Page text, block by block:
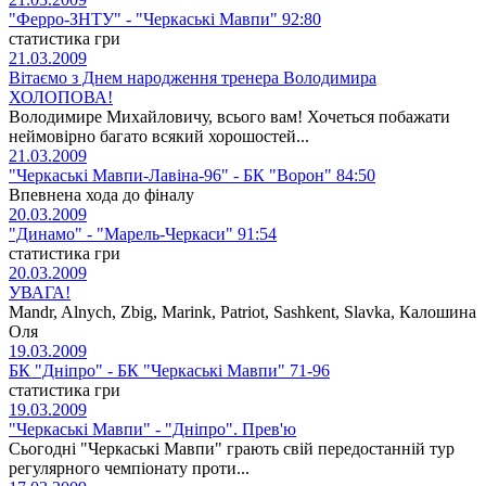
"Ферро-ЗНТУ" - "Черкаські Мавпи" 92:80
статистика гри
21.03.2009
Вітаємо з Днем народження тренера Володимира
ХОЛОПОВА!
Володимире Михайловичу, всього вам! Хочеться побажати
неймовірно багато всякий хорошостей...
21.03.2009
"Черкаські Мавпи-Лавіна-96" - БК "Ворон" 84:50
Впевнена хода до фіналу
20.03.2009
"Динамо" - "Марель-Черкаси" 91:54
статистика гри
20.03.2009
УВАГА!
Mandr, Alnych, Zbig, Marink, Patriot, Sashkent, Slavka, Калошина
Оля
19.03.2009
БК "Дніпро" - БК "Черкаські Мавпи" 71-96
статистика гри
19.03.2009
"Черкаські Мавпи" - "Дніпро". Прев'ю
Сьогодні "Черкаські Мавпи" грають свій передостанній тур
регулярного чемпіонату проти...